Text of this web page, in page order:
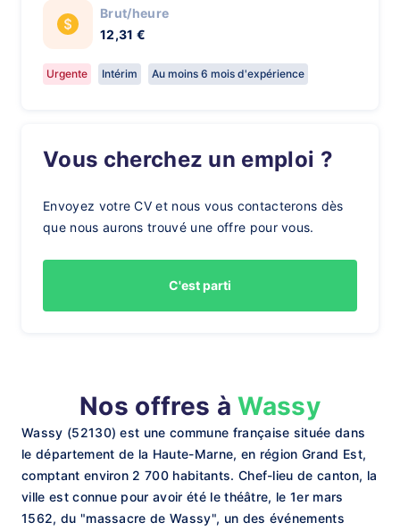
Brut/heure
12,31 €
Urgente Intérim Au moins 6 mois d'expérience
Vous cherchez un emploi ?
Envoyez votre CV et nous vous contacterons dès
que nous aurons trouvé une offre pour vous.
C'est parti
Nos offres àWassy
Wassy (52130) est une commune française située dans
le département de la Haute-Marne, en région Grand Est,
comptant environ 2 700 habitants. Chef-lieu de canton, la
ville est connue pour avoir été le théâtre, le 1er mars
1562, du "massacre de Wassy", un des événements